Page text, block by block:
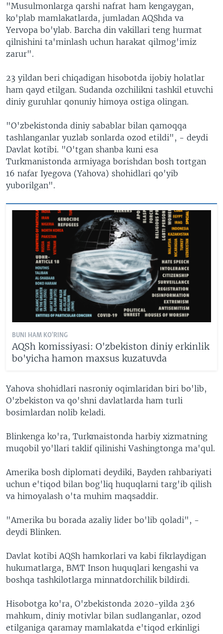
"Musulmonlarga qarshi nafrat ham kengaygan,
ko'plab mamlakatlarda, jumladan AQShda va
Yervopa bo'ylab. Barcha din vakillari teng hurmat
qilnishini ta'minlash uchun harakat qilmog'imiz
zarur".
23 yildan beri chiqadigan hisobotda ijobiy holatlar
ham qayd etilgan. Sudanda ozchilikni tashkil etuvchi
diniy guruhlar qonuniy himoya ostiga olingan.
"O'zbekistonda diniy sabablar bilan qamoqqa
tashlanganlar yuzlab sonlarda ozod etildi", - deydi
Davlat kotibi. "O'tgan shanba kuni esa
Turkmanistonda armiyaga borishdan bosh tortgan
16 nafar Iyegova (Yahova) shohidlari qo'yib
yuborilgan".
BUNI HAM KO'RING
AQSh komissiyasi: O'zbekiston diniy erkinlik
bo'yicha hamon maxsus kuzatuvda
Yahova shohidlari nasroniy oqimlaridan biri bo'lib,
O'zbekiston va qo'shni davlatlarda ham turli
bosimlardan nolib keladi.
Blinkenga ko'ra, Turkmaistonda harbiy xizmatning
muqobil yo'llari taklif qilinishi Vashingtonga ma'qul.
Amerika bosh diplomati deydiki, Bayden rahbariyati
uchun e'tiqod bilan bog'liq huquqlarni targ'ib qilish
va himoyalash o'ta muhim maqsaddir.
"Amerika bu borada azaliy lider bo'lib qoladi", -
deydi Blinken.
Davlat kotibi AQSh hamkorlari va kabi fikrlaydigan
hukumatlarga, BMT Inson huquqlari kengashi va
boshqa tashkilotlarga minnatdorchilik bildirdi.
Hisobotga ko'ra, O'zbekistonda 2020-yilda 236
mahkum, diniy motivlar bilan sudlanganlar, ozod
etilganiga qaramay mamlakatda e'tiqod erkinligi